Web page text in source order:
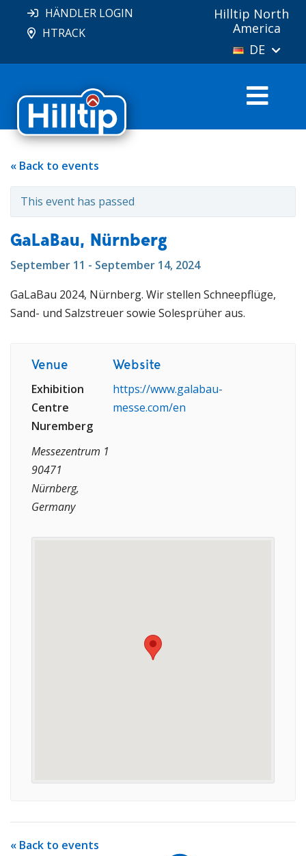
HÄNDLER LOGIN
HTRACK
Hilltip North
America
DE
« Back to events
This event has passed
GaLaBau, Nürnberg
September 11 - September 14, 2024
GaLaBau 2024, Nürnberg. Wir stellen Schneepflüge,
Sand- und Salzstreuer sowie Solesprüher aus.
Venue
Exhibition
Centre
Nuremberg
Messezentrum 1
90471
Nürnberg,
Germany
Website
https://www.galabau-
messe.com/en
« Back to events